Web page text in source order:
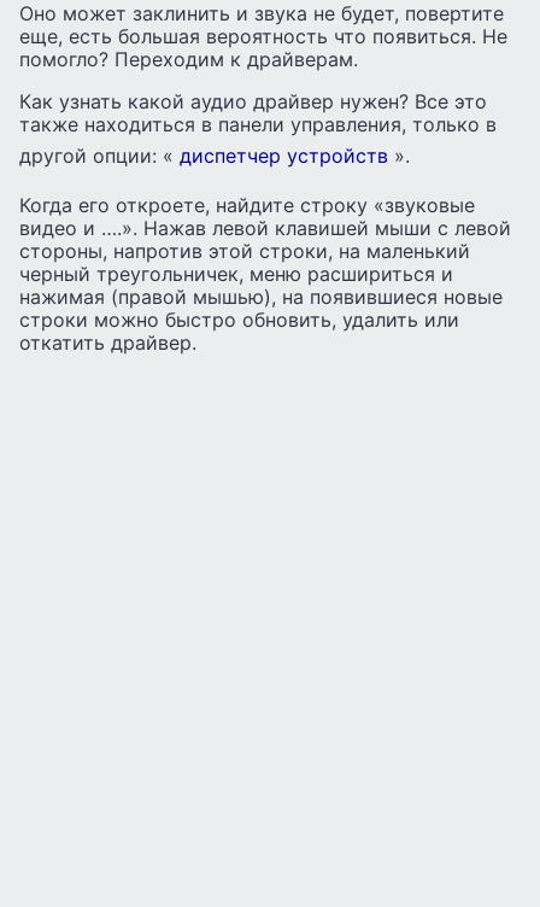
Оно может заклинить и звука не будет, повертите
еще, есть большая вероятность что появиться. Не
помогло? Переходим к драйверам.
Как узнать какой аудио драйвер нужен? Все это
также находиться в панели управления, только в
другой опции: « диспетчер устройств ».
Когда его откроете, найдите строку «звуковые
видео и ….». Нажав левой клавишей мыши с левой
стороны, напротив этой строки, на маленький
черный треугольничек, меню расшириться и
нажимая (правой мышью), на появившиеся новые
строки можно быстро обновить, удалить или
откатить драйвер.